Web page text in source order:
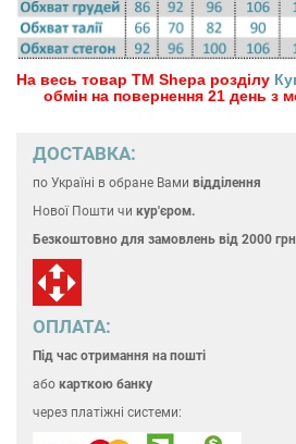
На весь товар ТМ Shepa розділу
обмін на повернення 21 день з
ДОСТАВКА:
по Україні в обране Вами відділення
Нової Пошти чи кур'єром.
Безкоштовно для замовлень від 2000
ОПЛАТА:
Під час отримання на пошті
або карткою банку
через платіжні системи: